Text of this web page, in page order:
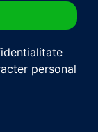
personal